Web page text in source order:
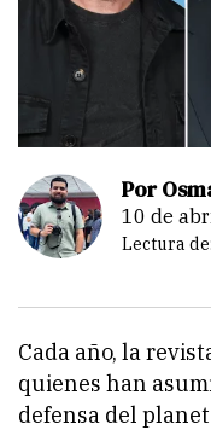
Por
10 de
Lectura de:
Cada año, la
quienes han
defensa del